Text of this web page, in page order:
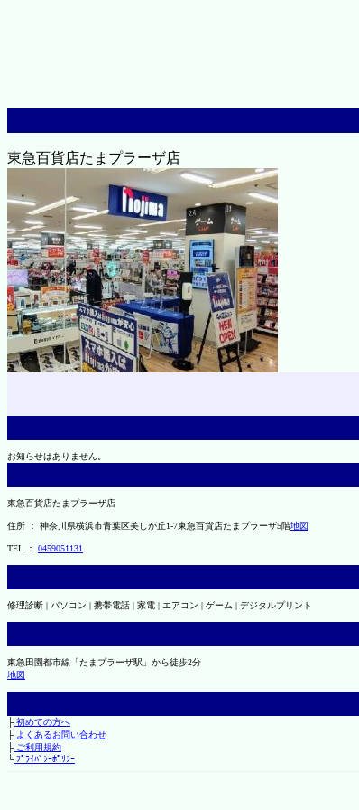
東急百貨店たまプラーザ店
お知らせはありません。
東急百貨店たまプラーザ店
住所 ： 神奈川県横浜市青葉区美しが丘1-7東急百貨店たまプラーザ5階地図
TEL ： 0459051131
修理診断 | パソコン | 携帯電話 | 家電 | エアコン | ゲーム | デジタルプリント
東急田園都市線「たまプラーザ駅」から徒歩2分
地図
├初めての方へ
├ よくあるお問い合わせ
├ご利用規約
└ﾌﾟﾗｲﾊﾞｼｰﾎﾟﾘｼｰ